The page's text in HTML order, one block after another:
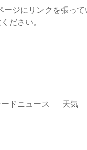
ジにリンクを張っ
ださい。
ドニュース 天気